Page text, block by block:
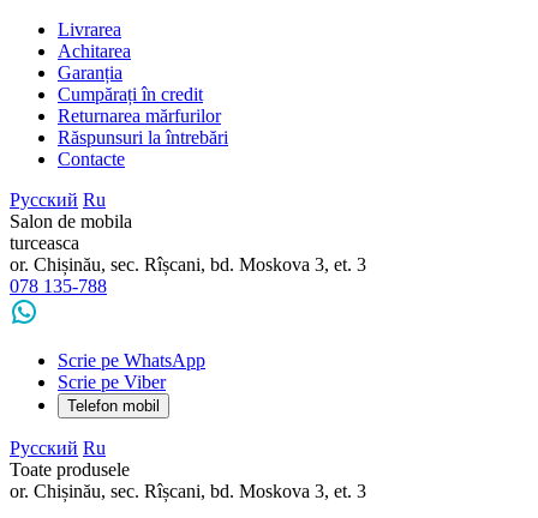
Livrarea
Achitarea
Garanția
Cumpărați în credit
Returnarea mărfurilor
Răspunsuri la întrebări
Contacte
Русский Ru
Salon de mobila
turceasca
or. Chișinău, sec. Rîșcani, bd. Moskova 3, et. 3
078 135-788
Scrie pe WhatsApp
Scrie pe Viber
Telefon mobil
Русский Ru
Toate produsele
or. Chișinău, sec. Rîșcani, bd. Moskova 3, et. 3